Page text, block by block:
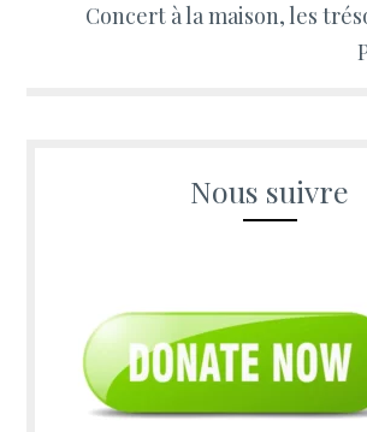
Concert à la maison, les
Nous suivre